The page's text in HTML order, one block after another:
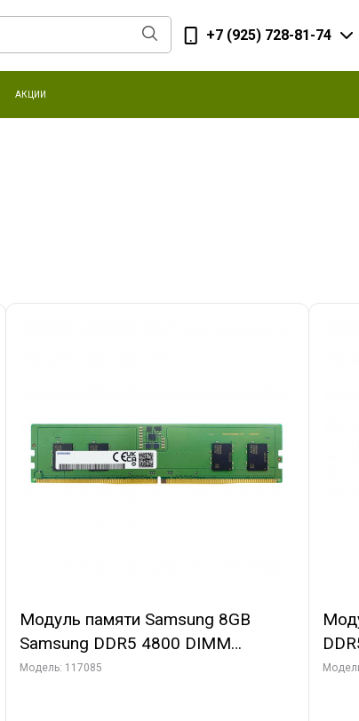
+7 (925) 728-81-74
АКЦИИ
Модуль памяти Samsung 8GB
Samsung DDR5 4800 DIMM
M323R1GB4BB0-CQK Non-ECC,
Модель: 117085
DDR5
1R